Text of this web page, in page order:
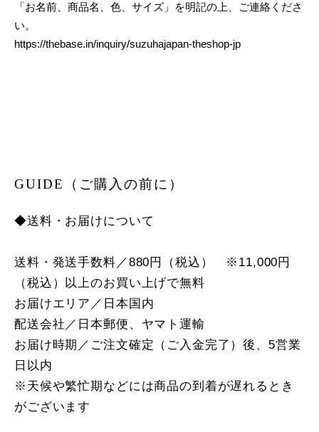
「お名前、商品名、色、サイズ」を明記の上、ご連絡くださ
い。
https://thebase.in/inquiry/suzuhajapan-theshop-jp
GUIDE（ご購入の前に）
◆送料・お届けについて
送料・発送手数料／880円（税込） ※11,000円
（税込）以上のお買い上げで無料
お届けエリア／日本国内
配送会社／日本郵便、ヤマト運輸
お届け時期／ご注文確定（ご入金完了）後、5営業
日以内
※天候や繁忙期などには商品の到着が遅れるとき
がございます